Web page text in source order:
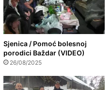
Sjenica / Pomoć bolesnoj
porodici Baždar (VIDEO)
26/08/2025